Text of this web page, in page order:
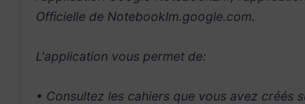
Officielle de Notebooklm.google.com.
L'application vous permet de:
• Consultez les cahiers que vous avez créés